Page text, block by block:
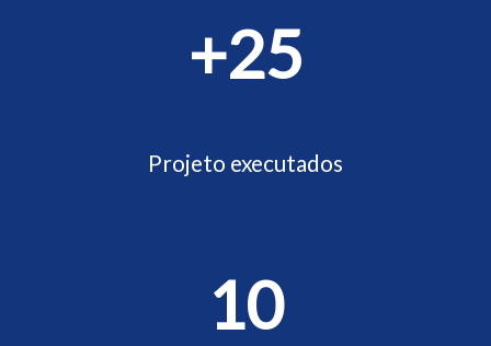
+25
Projeto executados
10